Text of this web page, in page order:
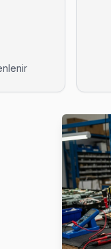
alırken de
almak
sonrası
7 günü servis;